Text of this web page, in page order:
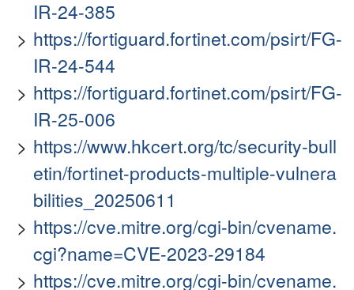
IR-24-385
https://fortiguard.fortinet.com/psirt/FG-
IR-24-544
https://fortiguard.fortinet.com/psirt/FG-
IR-25-006
https://www.hkcert.org/tc/security-bull
etin/fortinet-products-multiple-vulnera
bilities_20250611
https://cve.mitre.org/cgi-bin/cvename.
cgi?name=CVE-2023-29184
https://cve.mitre.org/cgi-bin/cvename.